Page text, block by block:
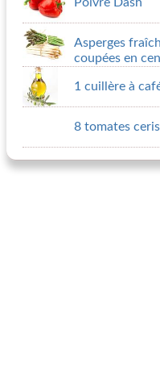
Asperges
coupées en
1 cuillère à
8 tomates